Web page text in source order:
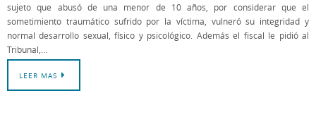
sujeto que abusó de una menor de 10 años, por considerar que el
sometimiento traumático sufrido por la víctima, vulneró su integridad y
normal desarrollo sexual, físico y psicológico. Además el fiscal le pidió al
Tribunal,…
LEER MAS